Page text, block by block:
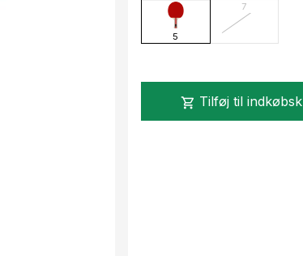
5
7
shopping_cart Tilføj til